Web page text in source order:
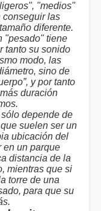
"medios"
conseguir las
diferente.
"pesado" tiene
tanto su sonido
modo, las
sino de
y por tanto
duración
depende de
suelen ser un
ubicación del
en un parque
distancia de la
mientras que si
torre de una
para que su